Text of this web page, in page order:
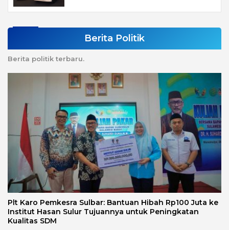
Berita Politik
Berita politik terbaru.
Plt Karo Pemkesra Sulbar: Bantuan Hibah Rp100 Juta ke
Institut Hasan Sulur Tujuannya untuk Peningkatan
Kualitas SDM